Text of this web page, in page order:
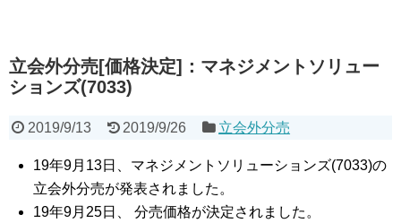
立会外分売[価格決定]：マネジメントソリュー
ションズ(7033)
2019/9/13 2019/9/26 立会外分売
19年9月13日、マネジメントソリューションズ(7033)の
立会外分売が発表されました。
19年9月25日、 分売価格が決定されました。